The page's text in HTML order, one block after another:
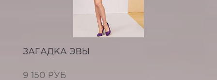
ЗАГАДКА ЭВЫ
9 150 РУБ